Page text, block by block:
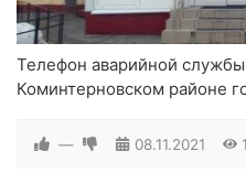
Телефон аварийной
Коминтерновском районе
— 08.11.2021